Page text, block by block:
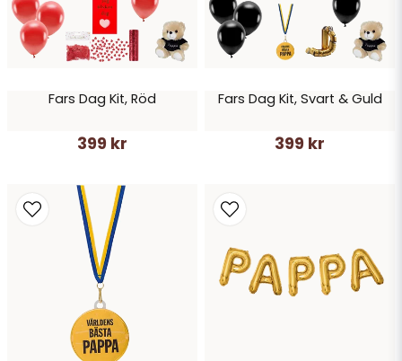
Skicka fråga
Fars Dag Kit, Röd
399 kr
Fars Dag Kit, Svart & Guld
399 kr